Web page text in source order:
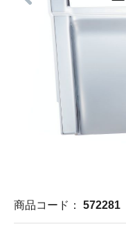
商品コード： 572281